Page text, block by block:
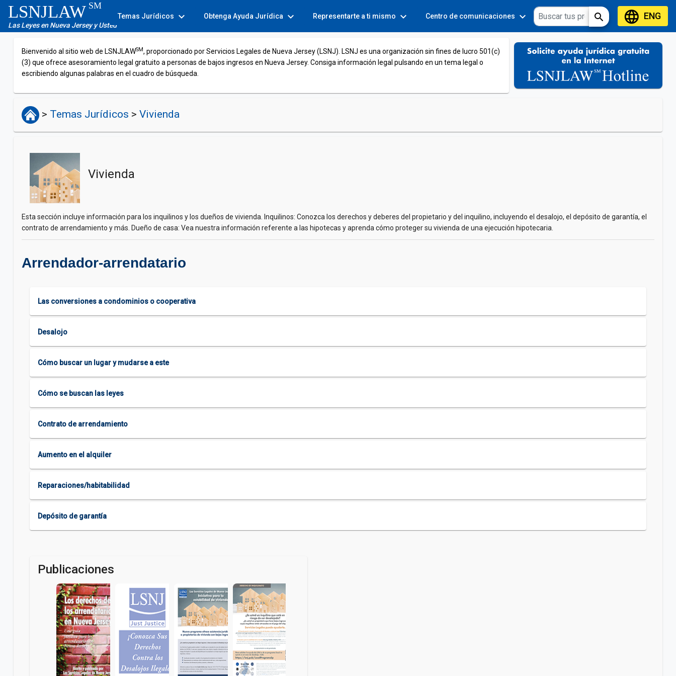
LSNJLAW SM
Las Leyes en Nueva Jersey y Usted
Temas Jurídicos expand_more Obtenga Ayuda Jurídica expand_more Representarte a ti mismo expand_more Centro de comunicaciones expand_more Toolsexpand_more search languageENG
Bienvenido al sitio web de LSNJLAWSM, proporcionado por Servicios Legales de Nueva Jersey (LSNJ). LSNJ es una organización sin fines de lucro 501(c)
(3) que ofrece asesoramiento legal gratuito a personas de bajos ingresos en Nueva Jersey. Consiga información legal pulsando en un tema legal o
escribiendo algunas palabras en el cuadro de búsqueda.
> Temas Jurídicos > Vivienda
Vivienda
Esta sección incluye información para los inquilinos y los dueños de vivienda. Inquilinos: Conozca los derechos y deberes del propietario y del inquilino, incluyendo el desalojo, el depósito de garantía, el
contrato de arrendamiento y más. Dueño de casa: Vea nuestra información referente a las hipotecas y aprenda cómo proteger su vivienda de una ejecución hipotecaria.
Arrendador-arrendatario
Las conversiones a condominios o cooperativa
Desalojo
Cómo buscar un lugar y mudarse a este
Cómo se buscan las leyes
Contrato de arrendamiento
Aumento en el alquiler
Reparaciones/habitabilidad
Depósito de garantía
Publicaciones